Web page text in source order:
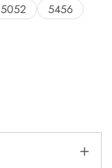
5052
5456